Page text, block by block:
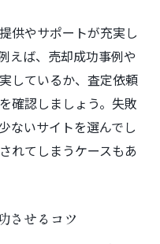
供やサポートが充実し
えば、売却成功事例や
しているか、査定依頼
確認しましょう。失敗
ないサイトを選んでし
れてしまうケースもあ
させるコツ